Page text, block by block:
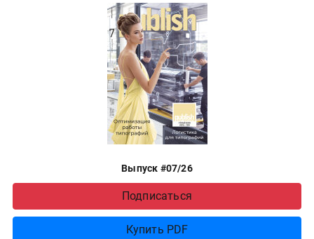
Выпуск #07/26
Подписаться
Купить PDF